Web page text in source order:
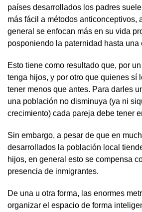
países desarrollados los padres
más fácil a métodos anticonceptivos,
general se enfocan más en su vida
posponiendo la paternidad hasta una
Esto tiene como resultado que, por
tenga hijos, y por otro que quienes sí
tener menos que antes. Para darles
una población no disminuya (ya ni
crecimiento) cada pareja debe tener
Sin embargo, a pesar de que en
desarrollados la población local
hijos, en general esto se compensa
presencia de inmigrantes.
De una u otra forma, las enormes
organizar el espacio de forma